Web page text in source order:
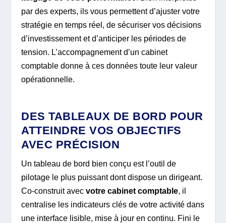
par des experts, ils vous permettent d’ajuster votre
stratégie en temps réel, de sécuriser vos décisions
d’investissement et d’anticiper les périodes de
tension. L’accompagnement d’un cabinet
comptable donne à ces données toute leur valeur
opérationnelle.
DES TABLEAUX DE BORD POUR
ATTEINDRE VOS OBJECTIFS
AVEC PRÉCISION
Un tableau de bord bien conçu est l’outil de
pilotage le plus puissant dont dispose un dirigeant.
Co-construit avecvotre cabinet comptable, il
centralise les indicateurs clés de votre activité dans
une interface lisible, mise à jour en continu. Fini le